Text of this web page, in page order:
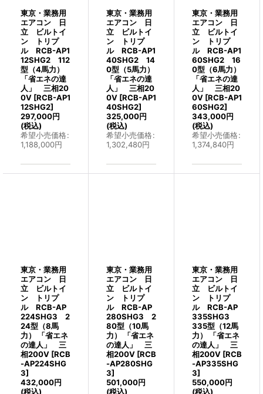
東京・業務用
エアコン 日
立 ビルトイ
ン トリプ
ル RCB-AP1
12SHG2 112
型（4馬力）
「省エネの達
人」 三相20
0V [RCB-AP1
12SHG2]
297,000円
(税込)
希望小売価格:
1,188,000円
東京・業務用
エアコン 日
立 ビルトイ
ン トリプ
ル RCB-AP1
40SHG2 14
0型（5馬力）
「省エネの達
人」 三相20
0V [RCB-AP1
40SHG2]
325,000円
(税込)
希望小売価格:
1,302,480円
東京・業務用
エアコン 日
立 ビルトイ
ン トリプ
ル RCB-AP1
60SHG2 16
0型（6馬力）
「省エネの達
人」 三相20
0V [RCB-AP1
60SHG2]
343,000円
(税込)
希望小売価格:
1,374,840円
東京・業務用
エアコン 日
立 ビルトイ
ン トリプ
ル RCB-AP
224SHG3 2
24型（8馬
力） 「省エネ
の達人」 三
相200V [RCB
-AP224SHG
3]
432,000円
(税込)
東京・業務用
エアコン 日
立 ビルトイ
ン トリプ
ル RCB-AP
280SHG3 2
80型（10馬
力） 「省エネ
の達人」 三
相200V [RCB
-AP280SHG
3]
501,000円
(税込)
東京・業務用
エアコン 日
立 ビルトイ
ン トリプ
ル RCB-AP
335SHG3
335型（12馬
力） 「省エネ
の達人」 三
相200V [RCB
-AP335SHG
3]
550,000円
(税込)